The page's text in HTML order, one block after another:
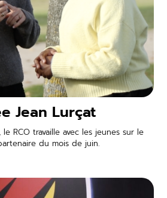
Jean Lurçat
RCO travaille avec les jeunes sur le
du mois de juin.